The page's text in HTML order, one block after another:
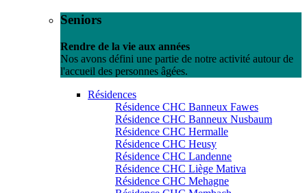
Seniors
Rendre de la vie aux années
Nos avons défini une partie de notre activité autour de
l'accueil des personnes âgées.
Résidences
Résidence CHC Banneux Fawes
Résidence CHC Banneux Nusbaum
Résidence CHC Hermalle
Résidence CHC Heusy
Résidence CHC Landenne
Résidence CHC Liège Mativa
Résidence CHC Mehagne